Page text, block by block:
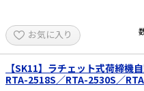
e431オリジナル
暑さ対策
販売終了品
トカ
お気に入り
【SK11】ラチェット式荷締機
RTA-2518S／RTA-2530S／